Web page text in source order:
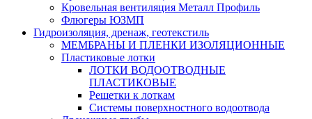
Кровельная вентиляция Металл Профиль
Флюгеры ЮЗМП
Гидроизоляция, дренаж, геотекстиль
МЕМБРАНЫ И ПЛЕНКИ ИЗОЛЯЦИОННЫЕ
Пластиковые лотки
ЛОТКИ ВОДООТВОДНЫЕ
ПЛАСТИКОВЫЕ
Решетки к лоткам
Системы поверхностного водоотвода